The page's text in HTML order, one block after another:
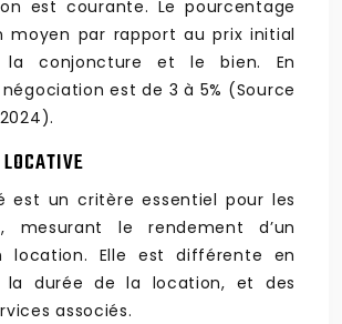
est courante. Le pourcentage
moyen par rapport au prix initial
la conjoncture et le bien. En
est de 3 à 5% (Source
est un critère essentiel pour les
mesurant le rendement d’un
location. Elle est différente en
la durée de la location, et des
associés.